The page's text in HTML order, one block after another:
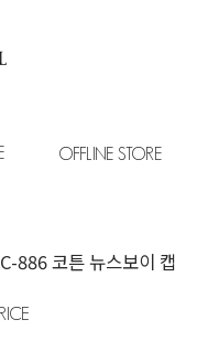
OFFLINE STORE
886 코튼 뉴스보이 캡